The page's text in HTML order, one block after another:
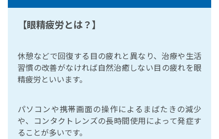
【眼精疲労とは？】
休憩などで回復する目の疲れと異なり、治療や生活
習慣の改善がなければ自然治癒しない目の疲れを眼
精疲労といいます。
パソコンや携帯画面の操作によるまばたきの減少
や、コンタクトレンズの長時間使用によって発症す
ることが多いです。